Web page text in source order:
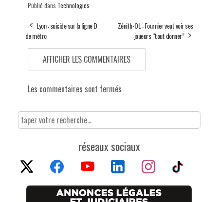
Publié dans Technologies
Lyon : suicide sur la ligne D
de métro
Zénith-OL : Fournier veut voir ses
joueurs “tout donner”
AFFICHER LES COMMENTAIRES
Les commentaires sont fermés
réseaux sociaux